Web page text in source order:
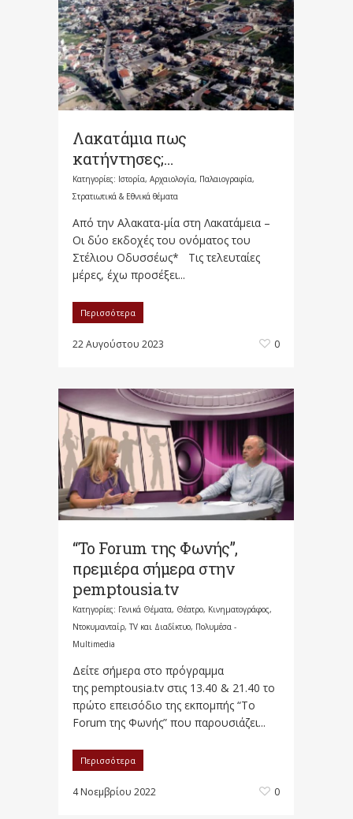
Λακατάμια πως
κατήντησες;…
Κατηγορίες: Ιστορία, Αρχαιολογία, Παλαιογραφία,
Στρατιωτικά & Εθνικά θέματα
Από την Αλακατα-μία στη Λακατάμεια –
Οι δύο εκδοχές του ονόματος του
Στέλιου Οδυσσέως* Τις τελευταίες
μέρες, έχω προσέξει...
Περισσότερα
22 Αυγούστου 2023 0
“Το Forum της Φωνής”,
πρεμιέρα σήμερα στην
pemptousia.tv
Κατηγορίες: Γενικά Θέματα, Θέατρο, Κινηματογράφος,
Ντοκυμανταίρ, TV και Διαδίκτυο, Πολυμέσα -
Multimedia
Δείτε σήμερα στο πρόγραμμα
της pemptousia.tv στις 13.40 & 21.40 το
πρώτο επεισόδιο της εκπομπής “Το
Forum της Φωνής” που παρουσιάζει...
Περισσότερα
4 Νοεμβρίου 2022 0